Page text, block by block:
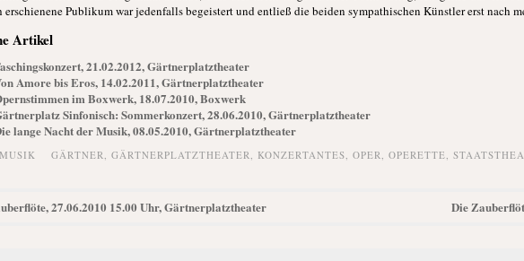
erschienene Publikum war jedenfalls begeistert und entließ die beiden sympathischen Künstler erst nach
Artikel
21.02.2012, Gärtnerplatztheater
Amore bis Eros, 14.02.2011, Gärtnerplatztheater
im Boxwerk, 18.07.2010, Boxwerk
Sinfonisch: Sommerkonzert, 28.06.2010, Gärtnerplatztheater
lange Nacht der Musik, 08.05.2010, Gärtnerplatztheater
GÄRTNER, GÄRTNERPLATZTHEATER, KONZERTANTES, OPER, OPERETTE,
27.06.2010 15.00 Uhr, Gärtnerplatztheater Die